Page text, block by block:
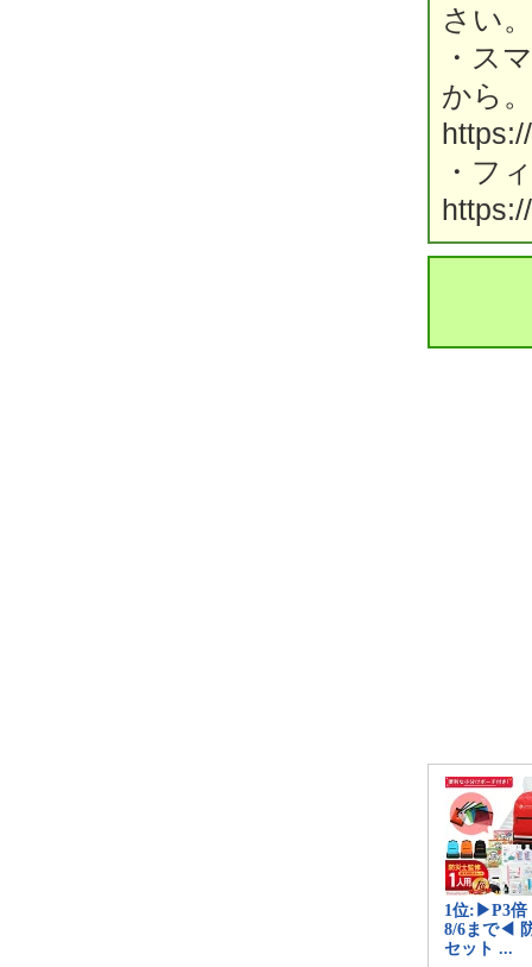
さい。
・ス
から。
・フ